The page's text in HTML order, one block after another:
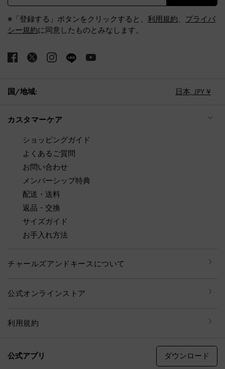
※「登録する」ボタンをクリックすると、 利用規約、 プライバ
シー規約に同意したものとみなします。
国/地域: 日本, JPY ¥
カスタマーケア
ショッピングガイド
よくあるご質問
お問い合わせ
メンバーシップ特典
配送・送料
返品・交換
サイズガイド
お手入れ方法
チャールズアンドキースについて
公式オンラインストア
利用規約
公式アプリ ダウンロード